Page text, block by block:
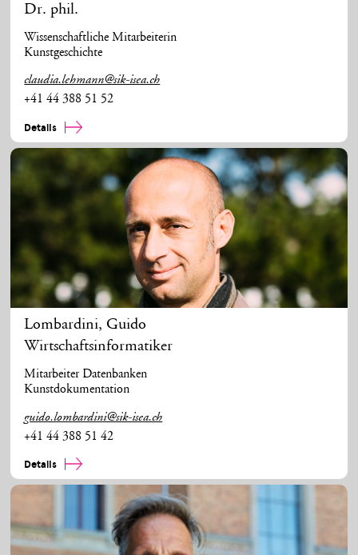
Dr. phil.
Wissenschaftliche Mitarbeiterin
Kunstgeschichte
claudia.lehmann@sik-isea.ch
+41 44 388 51 52
Details
Lombardini, Guido
Wirtschaftsinformatiker
Mitarbeiter Datenbanken
Kunstdokumentation
guido.lombardini@sik-isea.ch
+41 44 388 51 42
Details